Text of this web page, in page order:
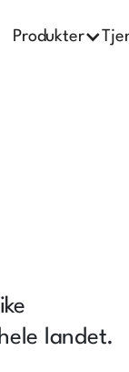
Produkter
landet.